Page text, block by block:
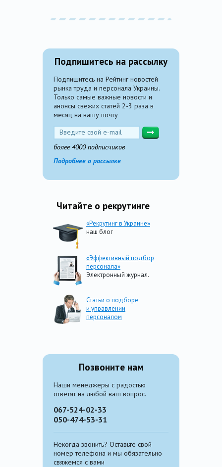
Подпишитесь на рассылку
Подпишитесь на Рейтинг новостей
рынка труда и персонала Украины.
Только самые важные новости и
анонсы свежих статей 2-3 раза в
месяц на вашу почту
более 4000 подписчиков
Подробнее о рассылке
Читайте о рекрутинге
«Рекрутинг в Украине»
наш блог
«Эффективный подбор
персонала»
Электронный журнал.
Статьи о подборе
и управлении
персоналом
Позвоните нам
Наши менеджеры с радостью
ответят на любой ваш вопрос.
067-524-02-33
050-474-53-31
Некогда звонить? Оставьте свой
номер телефона и мы обязательно
свяжемся с вами